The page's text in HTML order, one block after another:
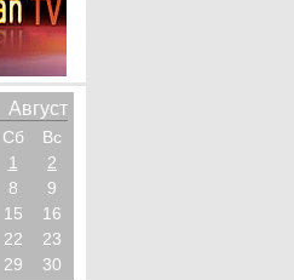
Август
Сб
Вс
1
2
8
9
15
16
22
23
29 30